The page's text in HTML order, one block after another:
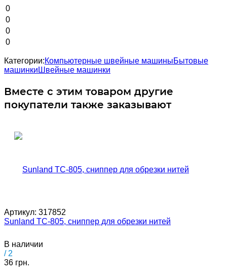
0
0
0
0
Категории:Компьютерные швейные машиныБытовые
машинки Швейные машинки
Вместе с этим товаром другие
покупатели также заказывают
Артикул: 317852
Sunland TC-805, сниппер для обрезки нитей
В наличии
/ 2
36 грн.